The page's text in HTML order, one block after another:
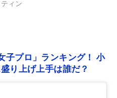
ィン
子プロ」ランキング！ 小
り上げ上手は誰だ？